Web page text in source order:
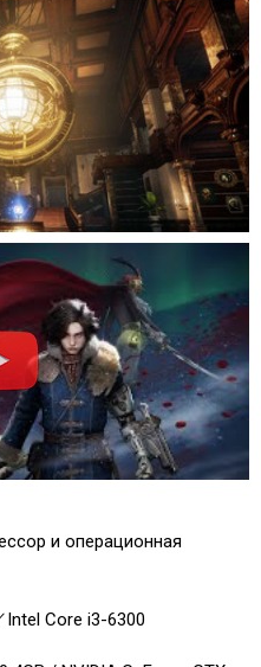
и операционная
Intel Core i3-6300